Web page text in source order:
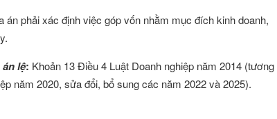
án phải xác định việc góp vốn nhằm mục đích kinh doanh,
lệ: Khoản 13 Điều 4 Luật Doanh nghiệp năm 2014 (tương
năm 2020, sửa đổi, bổ sung các năm 2022 và 2025).